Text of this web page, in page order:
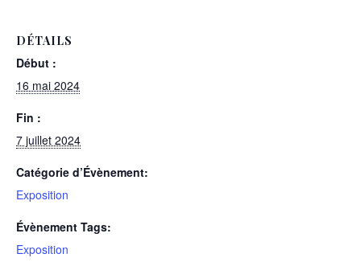
DÉTAILS
Début :
16 mai 2024
Fin :
7 juillet 2024
Catégorie d’Évènement:
Exposition
Évènement Tags:
Exposition